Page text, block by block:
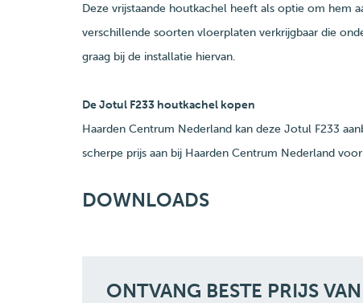
Deze vrijstaande houtkachel heeft als optie om hem
verschillende soorten vloerplaten verkrijgbaar die
graag bij de installatie hiervan.
De Jotul F233 houtkachel kopen
Haarden Centrum Nederland kan deze Jotul F233
scherpe prijs aan bij Haarden Centrum Nederland
DOWNLOADS
ONTVANG BESTE PRIJS